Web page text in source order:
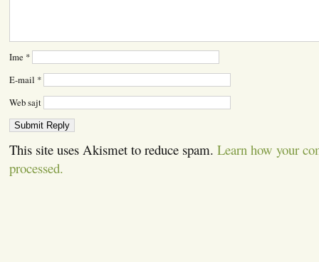
Ime *
E-mail *
Web sajt
This site uses Akismet to reduce spam. Learn how your
processed.